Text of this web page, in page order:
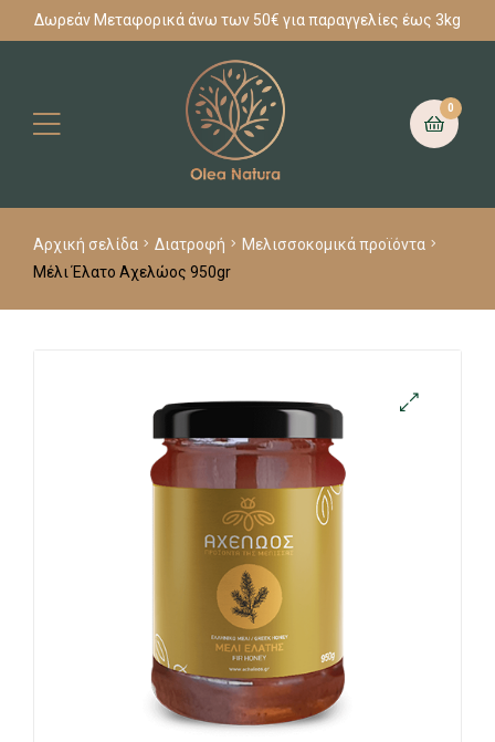
Δωρεάν Μεταφορικά άνω των 50€ για παραγγελίες έως 3kg
0
Αρχική σελίδα Διατροφή
Μελισσοκομικά προϊόντα
Μέλι Έλατο Αχελώος 950gr